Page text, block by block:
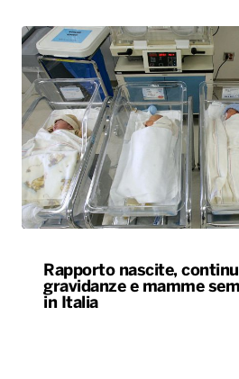
Rapporto nascite,
gravidanze e mamme
in Italia